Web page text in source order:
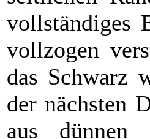
vollständiges
vollzogen
das Schwarz
der nächsten
aus dünnen